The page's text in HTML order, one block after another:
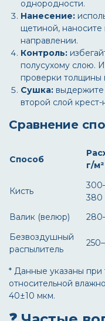
однородности.
Нанесение:
щетиной,
направлении.
Контроль:
полусухому слою.
проверки толщины
Сушка: выдержите
второй слой крест-
Сравнение
Способ
г/м²
Кисть
380
Валик (велюр)
Безвоздушный
распылитель
* Данные указаны при
относительной
40±10 мкм.